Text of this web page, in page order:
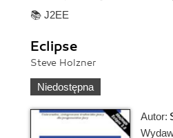
📚 J2EE
Eclipse
Steve Holzner
Niedostępna
Autor: